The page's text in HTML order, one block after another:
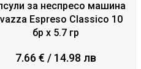
за неспресо машина
Espreso Classico 10
бр x 5.7 гр
7.66 € / 14.98 лв